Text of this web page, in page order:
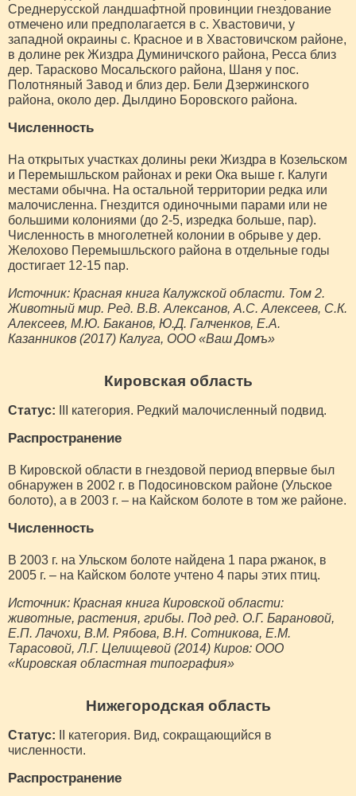
Среднерусской ландшафтной провинции гнездование
отмечено или предполагается в с. Хвастовичи, у
западной окраины с. Красное и в Хвастовичском районе,
в долине рек Жиздра Думиничского района, Ресса близ
дер. Тарасково Мосальского района, Шаня у пос.
Полотняный Завод и близ дер. Бели Дзержинского
района, около дер. Дылдино Боровского района.
Численность
На открытых участках долины реки Жиздра в Козельском
и Перемышльском районах и реки Ока выше г. Калуги
местами обычна. На остальной территории редка или
малочисленна. Гнездится одиночными парами или не
большими колониями (до 2-5, изредка больше, пар).
Численность в многолетней колонии в обрыве у дер.
Желохово Перемышльского района в отдельные годы
достигает 12-15 пар.
Источник: Красная книга Калужской области. Том 2.
Животный мир. Ред. В.В. Алексанов, А.С. Алексеев, С.К.
Алексеев, М.Ю. Баканов, Ю.Д. Галченков, Е.А.
Казанников (2017) Калуга, ООО «Ваш Домъ»
Кировская область
Статус: III категория. Редкий малочисленный подвид.
Распространение
В Кировской области в гнездовой период впервые был
обнаружен в 2002 г. в Подосиновском районе (Ульское
болото), а в 2003 г. – на Кайском болоте в том же районе.
Численность
В 2003 г. на Ульском болоте найдена 1 пара ржанок, в
2005 г. – на Кайском болоте учтено 4 пары этих птиц.
Источник: Красная книга Кировской области:
животные, растения, грибы. Под ред. О.Г. Барановой,
Е.П. Лачохи, В.М. Рябова, В.Н. Сотникова, Е.М.
Тарасовой, Л.Г. Целищевой (2014) Киров: ООО
«Кировская областная типография»
Нижегородская область
Статус: II категория. Вид, сокращающийся в
численности.
Распространение